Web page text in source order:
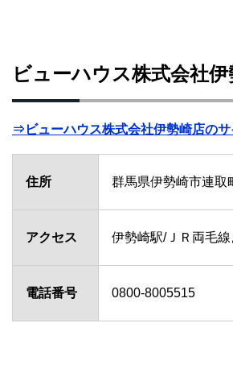
ビューハウス株式会社
⇒ビューハウス株式会社伊勢崎店のサ
住所 群馬県伊勢崎市連取
アクセス 伊勢崎駅/ＪＲ両毛
電話番号 0800-8005515